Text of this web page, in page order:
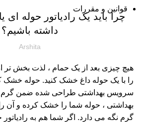
قوانین و مقررات
چرا باید یک رادیاتور حوله
داشته باشیم؟
Arshita
هیچ چیزی بعد از یک حمام ، لذت بخش تر
را با یک حوله داغ خشک کنید. حوله
سرویس بهداشتی طراحی شده ضمن
بهداشتی ، حوله شما را خشک کرده و آن
گرم نگه می دارد. اگر شما هم به